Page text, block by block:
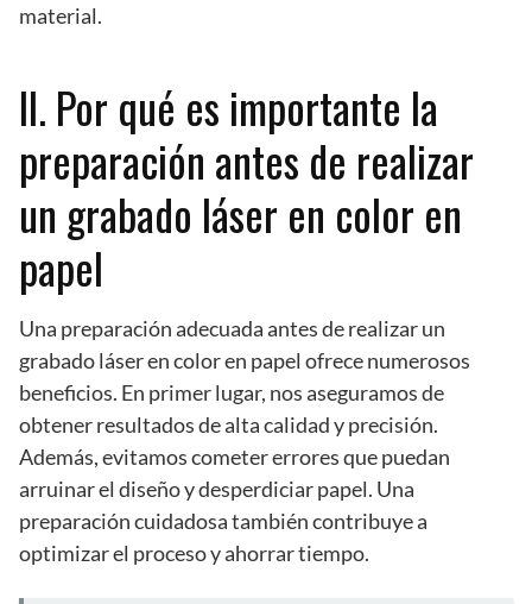
material.
II. Por qué es importante la
preparación antes de realizar
un grabado láser en color en
papel
Una preparación adecuada antes de realizar un
grabado láser en color en papel ofrece numerosos
beneficios. En primer lugar, nos aseguramos de
obtener resultados de alta calidad y precisión.
Además, evitamos cometer errores que puedan
arruinar el diseño y desperdiciar papel. Una
preparación cuidadosa también contribuye a
optimizar el proceso y ahorrar tiempo.